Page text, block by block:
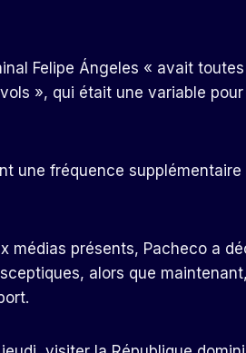
Felipe Ángeles « avait
», qui était une variable
une fréquence supplémentaire
médias présents, Pacheco a
alors que